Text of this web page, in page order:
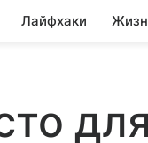
Лайфхаки